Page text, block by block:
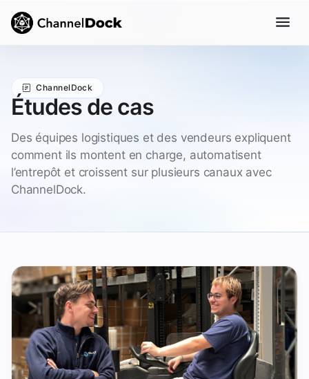
ChannelDock
Études de cas
Des équipes logistiques et des vendeurs expliquent
comment ils montent en charge, automatisent
l’entrepôt et croissent sur plusieurs canaux avec
ChannelDock.